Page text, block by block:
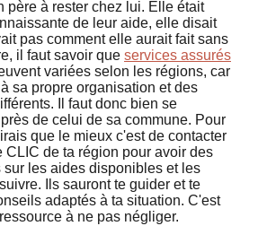
père à rester chez lui. Elle était
de leur aide, elle disait
pas comment elle aurait fait sans
il faut savoir que services assurés
variées selon les régions, car
sa propre organisation et des
Il faut donc bien se
de celui de sa commune. Pour
que le mieux c'est de contacter
CLIC de ta région pour avoir des
sur les aides disponibles et les
Ils sauront te guider et te
adaptés à ta situation. C'est
à ne pas négliger.